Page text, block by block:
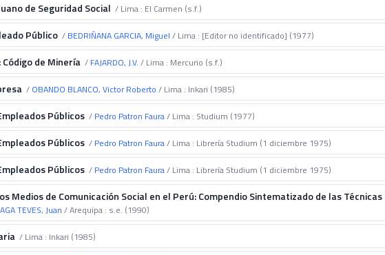
de Seguridad Social / Lima : El Carmen (s.f.)
Público / BEDRIÑANA GARCIA, Miguel / Lima : [Editor no identificado] (1977)
de Minería / FAJARDO, J.V. / Lima : Mercurio (s.f.)
/ OBANDO BLANCO, Victor Roberto / Lima : Inkari (1985)
Públicos / Pedro Patron Faura/ Lima : Studium (1977)
Públicos / Pedro Patron Faura/ Lima : Librería Studium (1 diciembre 1975)
Públicos / Pedro Patron Faura/ Lima : Librería Studium (1 diciembre 1975)
Medios de Comunicación Social en el Perú: Compendio Sintematizado de las
TEVES, Juan / Arequipa : s.e. (1990)
/ Lima : Inkari (1985)